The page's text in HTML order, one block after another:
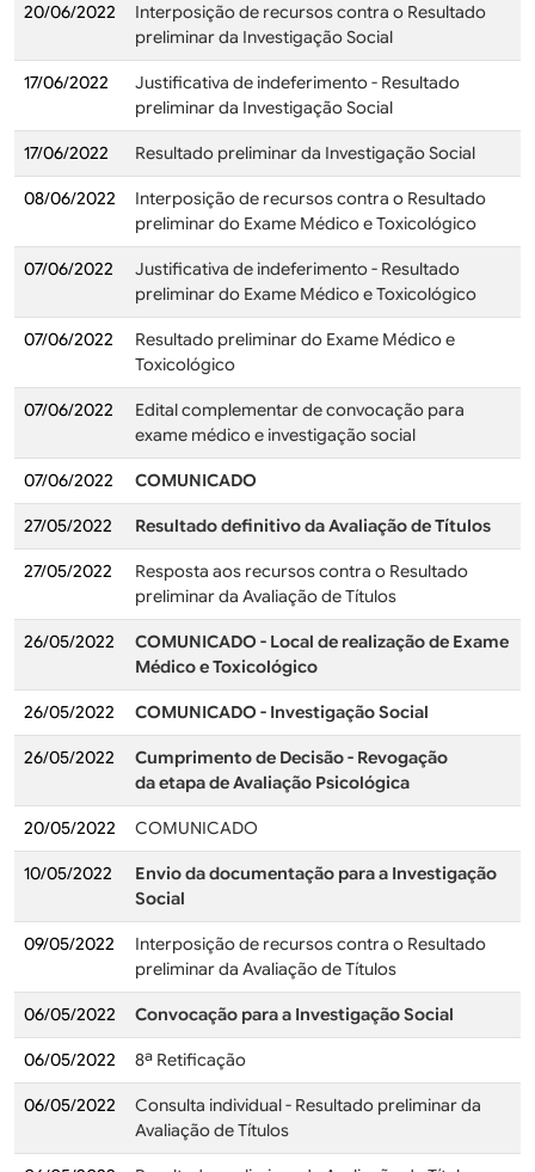
20/06/2022
Interposição de recursos contra o Resultado
preliminar da Investigação Social
17/06/2022
Justificativa de indeferimento - Resultado
preliminar da Investigação Social
17/06/2022 Resultado preliminar da Investigação Social
08/06/2022
Interposição de recursos contra o Resultado
preliminar do Exame Médico e Toxicológico
07/06/2022
Justificativa de indeferimento - Resultado
preliminar do Exame Médico e Toxicológico
07/06/2022
Resultado preliminar do Exame Médico e
Toxicológico
07/06/2022
Edital complementar de convocação para
exame médico e investigação social
07/06/2022 COMUNICADO
27/05/2022 Resultado definitivo da Avaliação de Títulos
27/05/2022
Resposta aos recursos contra o Resultado
preliminar da Avaliação de Títulos
26/05/2022
COMUNICADO - Local de realização de Exame
Médico e Toxicológico
26/05/2022 COMUNICADO - Investigação Social
26/05/2022
Cumprimento de Decisão - Revogação
da etapa de Avaliação Psicológica
20/05/2022 COMUNICADO
10/05/2022
Envio da documentação para a Investigação
Social
09/05/2022
Interposição de recursos contra o Resultado
preliminar da Avaliação de Títulos
06/05/2022 Convocação para a Investigação Social
06/05/2022 8ª Retificação
06/05/2022
Consulta individual - Resultado preliminar da
Avaliação de Títulos